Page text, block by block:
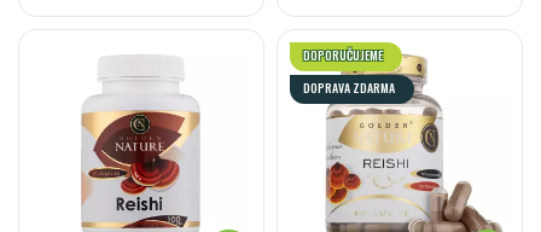
DOPORUČUJEME
DOPRAVA ZDARMA